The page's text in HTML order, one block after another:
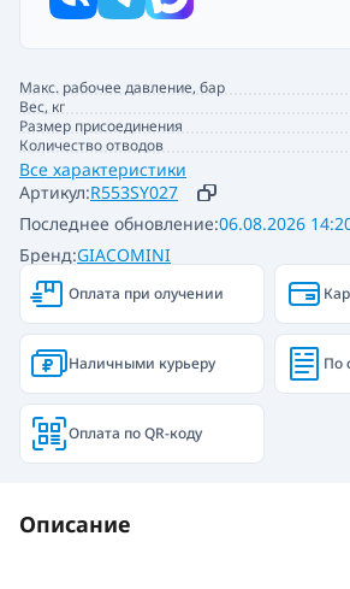
Артикул:R553SY027
Бренд:GIACOMINI
Последнее обновление:06.08.2026
Макс. рабочее давление, бар
Вес, кг
Размер присоединения
Количество отводов
Все характеристики
Оплата при олучении
Наличными курьеру По
Оплата по QR-коду
Описание